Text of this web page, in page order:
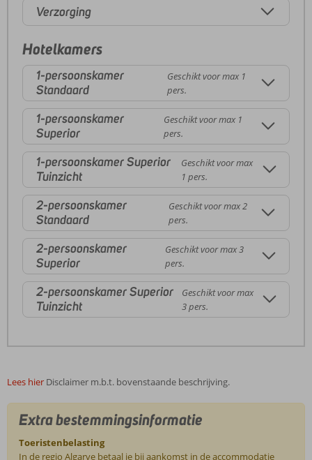
Verzorging
Hotelkamers
1-persoonskamer
Standaard
Geschikt voor max 1
pers.
1-persoonskamer
Superior
Geschikt voor max 1
pers.
1-persoonskamer Superior
Tuinzicht
Geschikt voor max
1 pers.
2-persoonskamer
Standaard
Geschikt voor max 2
pers.
2-persoonskamer
Superior
Geschikt voor max 3
pers.
2-persoonskamer Superior
Tuinzicht
Geschikt voor max
3 pers.
Lees hier Disclaimer m.b.t. bovenstaande beschrijving.
Extra bestemmingsinformatie
Toeristenbelasting
In de regio Algarve betaal je bij aankomst in de accommodatie